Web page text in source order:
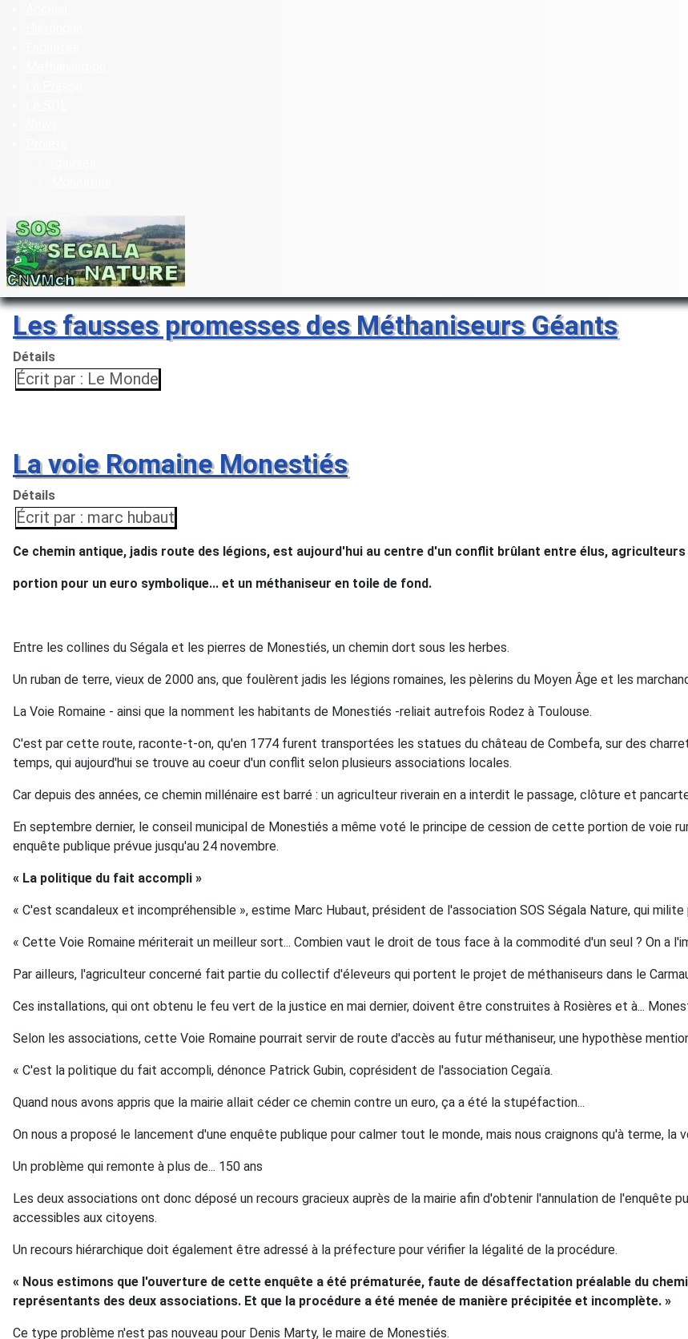
Les fausses promesses des Méthaniseurs Géants
Détails
Écrit par : Le Monde
La voie Romaine Monestiés
Détails
Écrit par : marc hubaut
Ce chemin antique, jadis route des légions, est aujourd'hui au centre d'un conflit brûlant entre élus,
portion pour un euro symbolique... et un méthaniseur en toile de fond.
Entre les collines du Ségala et les pierres de Monestiés, un chemin dort sous les herbes.
Un ruban de terre, vieux de 2000 ans, que foulèrent jadis les légions romaines, les pèlerins du Moyen Âge et les
La Voie Romaine - ainsi que la nomment les habitants de Monestiés -reliait autrefois Rodez à Toulouse.
C'est par cette route, raconte-t-on, qu'en 1774 furent transportées les statues du château de Combefa, sur des
temps, qui aujourd'hui se trouve au coeur d'un conflit selon plusieurs associations locales.
Car depuis des années, ce chemin millénaire est barré : un agriculteur riverain en a interdit le passage, clôture et
En septembre dernier, le conseil municipal de Monestiés a même voté le principe de cession de cette portion de voie
enquête publique prévue jusqu'au 24 novembre.
« La politique du fait accompli »
« C'est scandaleux et incompréhensible », estime Marc Hubaut, président de l'association SOS Ségala Nature, qui
« Cette Voie Romaine mériterait un meilleur sort... Combien vaut le droit de tous face à la commodité d'un seul ? On a
Par ailleurs, l'agriculteur concerné fait partie du collectif d'éleveurs qui portent le projet de méthaniseurs dans le
Ces installations, qui ont obtenu le feu vert de la justice en mai dernier, doivent être construites à Rosières et à...
Selon les associations, cette Voie Romaine pourrait servir de route d'accès au futur méthaniseur, une hypothèse
« C'est la politique du fait accompli, dénonce Patrick Gubin, coprésident de l'association Cegaïa.
Quand nous avons appris que la mairie allait céder ce chemin contre un euro, ça a été la stupéfaction...
On nous a proposé le lancement d'une enquête publique pour calmer tout le monde, mais nous craignons qu'à terme, la
Un problème qui remonte à plus de... 150 ans
Les deux associations ont donc déposé un recours gracieux auprès de la mairie afin d'obtenir l'annulation de l'enquête
accessibles aux citoyens.
Un recours hiérarchique doit également être adressé à la préfecture pour vérifier la légalité de la procédure.
« Nous estimons que l'ouverture de cette enquête a été prématurée, faute de désaffectation préalable du
représentants des deux associations. Et que la procédure a été menée de manière précipitée et incomplète. »
Ce type problème n'est pas nouveau pour Denis Marty, le maire de Monestiés.